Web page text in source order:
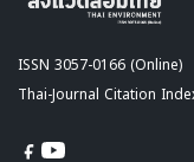
ISSN 3057-0166 (Online)
Thai-Journal Citation